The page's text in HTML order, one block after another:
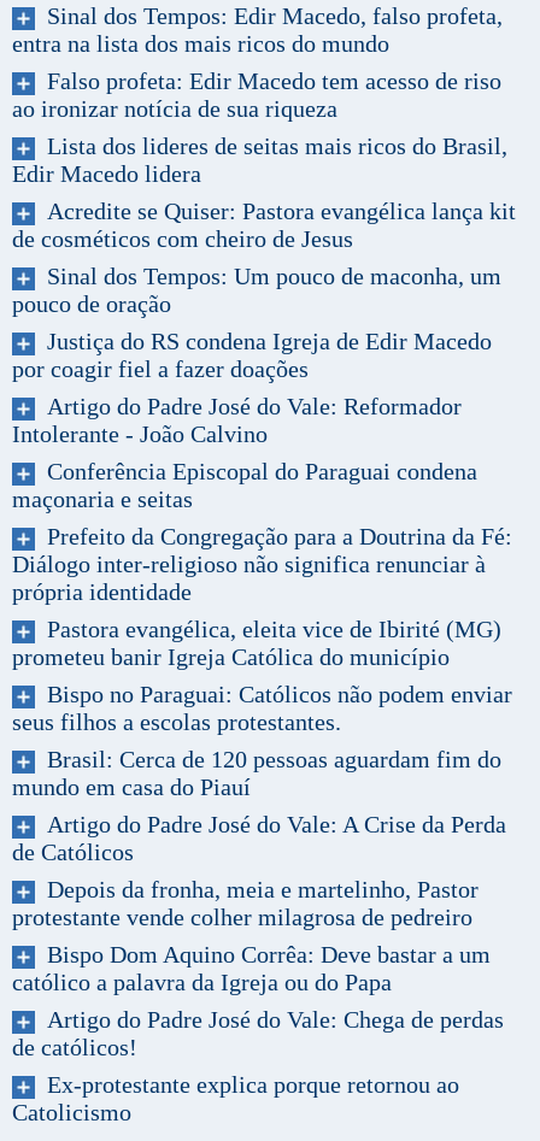
Sinal dos Tempos: Edir Macedo, falso profeta,
entra na lista dos mais ricos do mundo
Falso profeta: Edir Macedo tem acesso de riso
ao ironizar notícia de sua riqueza
Lista dos lideres de seitas mais ricos do Brasil,
Edir Macedo lidera
Acredite se Quiser: Pastora evangélica lança kit
de cosméticos com cheiro de Jesus
Sinal dos Tempos: Um pouco de maconha, um
pouco de oração
Justiça do RS condena Igreja de Edir Macedo
por coagir fiel a fazer doações
Artigo do Padre José do Vale: Reformador
Intolerante - João Calvino
Conferência Episcopal do Paraguai condena
maçonaria e seitas
Prefeito da Congregação para a Doutrina da Fé:
Diálogo inter-religioso não significa renunciar à
própria identidade
Pastora evangélica, eleita vice de Ibirité (MG)
prometeu banir Igreja Católica do município
Bispo no Paraguai: Católicos não podem enviar
seus filhos a escolas protestantes.
Brasil: Cerca de 120 pessoas aguardam fim do
mundo em casa do Piauí
Artigo do Padre José do Vale: A Crise da Perda
de Católicos
Depois da fronha, meia e martelinho, Pastor
protestante vende colher milagrosa de pedreiro
Bispo Dom Aquino Corrêa: Deve bastar a um
católico a palavra da Igreja ou do Papa
Artigo do Padre José do Vale: Chega de perdas
de católicos!
Ex-protestante explica porque retornou ao
Catolicismo